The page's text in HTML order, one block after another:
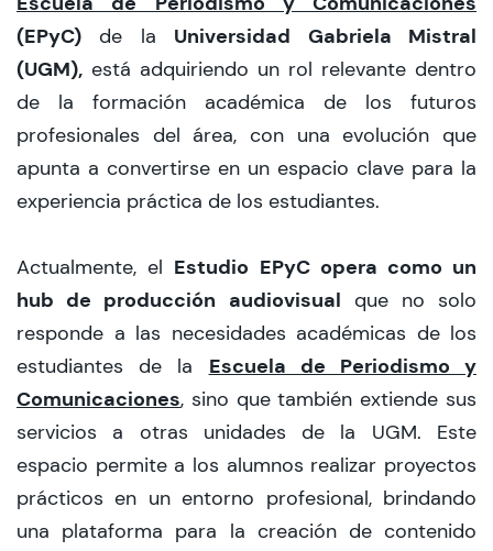
(EPyC) de la Universidad Gabriela Mistral
(UGM), está adquiriendo un rol relevante dentro
de la formación académica de los futuros
profesionales del área, con una evolución que
apunta a convertirse en un espacio clave para la
experiencia práctica de los estudiantes.
Actualmente, el Estudio EPyC opera como un
hub de producción audiovisual que no solo
responde a las necesidades académicas de los
estudiantes de la Escuela de Periodismo y
Comunicaciones, sino que también extiende sus
servicios a otras unidades de la UGM. Este
espacio permite a los alumnos realizar proyectos
prácticos en un entorno profesional, brindando
una plataforma para la creación de contenido